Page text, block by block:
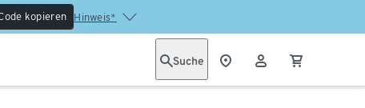
kopieren Hinweis*
Suche